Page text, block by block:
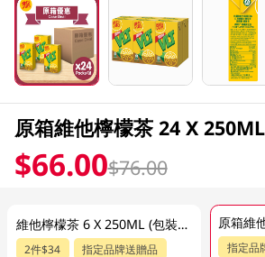
原箱維他檸檬茶 24 X 250ML
$66.00$76.00
維他檸檬茶 6 X 250ML (包裝隨機發放)
2件$34 指定品牌送贈品
原箱維
指定品